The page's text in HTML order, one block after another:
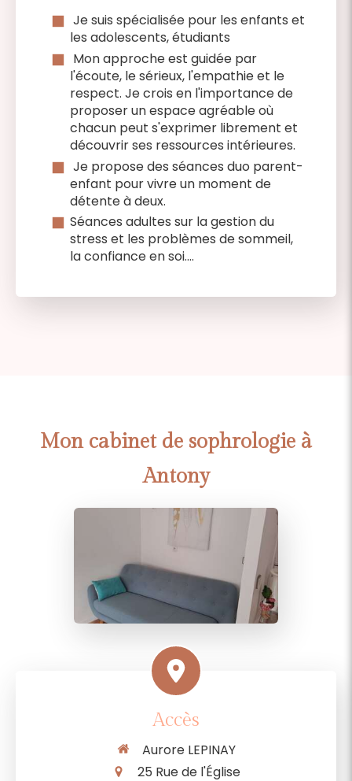
Je suis spécialisée pour les enfants et
les adolescents, étudiants
Mon approche est guidée par
l'écoute, le sérieux, l'empathie et le
respect. Je crois en l'importance de
proposer un espace agréable où
chacun peut s'exprimer librement et
découvrir ses ressources intérieures.
Je propose des séances duo parent-
enfant pour vivre un moment de
détente à deux.
Séances adultes sur la gestion du
stress et les problèmes de sommeil,
la confiance en soi....
Mon cabinet de sophrologie à
Antony
Accès
Aurore LEPINAY
25 Rue de l'Église